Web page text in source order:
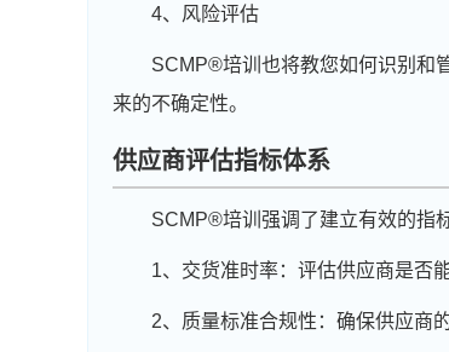
4、风险评估
SCMP®培训也将教您如何识别和
来的不确定性。
供应商评估指标体系
SCMP®培训强调了建立有效的指
1、交货准时率：评估供应商是否
2、质量标准合规性：确保供应商